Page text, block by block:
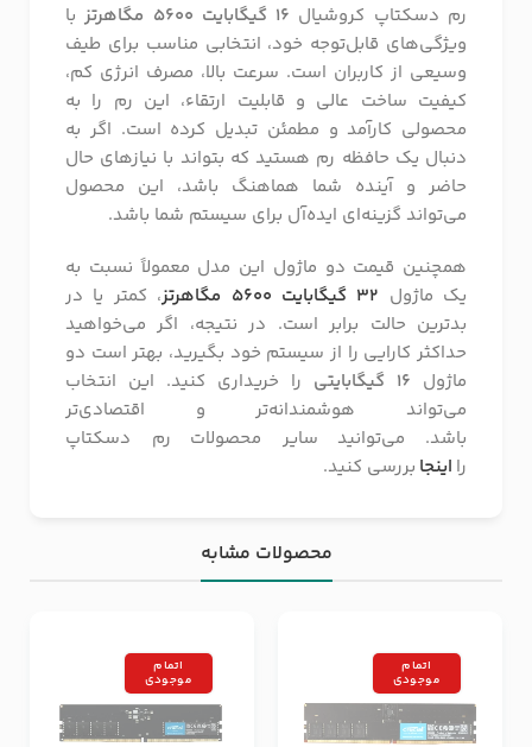
رم دسکتاپ کروشیال 16 گیگابایت 5600 مگاهرتز
با
ویژگی‌های قابل‌توجه خود، انتخابی مناسب برای طیف
وسیعی از کاربران است. سرعت بالا، مصرف انرژی کم،
کیفیت ساخت عالی و قابلیت ارتقاء، این رم را به
محصولی کارآمد و مطمئن تبدیل کرده است. اگر به
دنبال یک حافظه رم هستید که بتواند با نیازهای حال
حاضر و آینده شما هماهنگ باشد، این محصول
می‌تواند گزینه‌ای ایده‌آل برای سیستم شما باشد.
همچنین قیمت دو ماژول این مدل معمولاً نسبت به
یک ماژول 32 گیگابایت 5600 مگاهرتز
، کمتر یا در
بدترین حالت برابر است. در نتیجه، اگر می‌خواهید
حداکثر کارایی را از سیستم خود بگیرید، بهتر است دو
ماژول 16 گیگابایتی
را خریداری کنید. این انتخاب
می‌تواند هوشمندانه‌تر و اقتصادی‌تر
باشد. می‌توانید سایر محصولات رم دسکتاپ
را اینجا بررسی کنید.
محصولات مشابه
اتمام
موجودی
اتمام
موجودی